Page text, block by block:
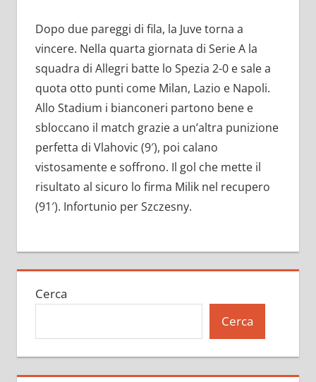
Dopo due pareggi di fila, la Juve torna a
vincere. Nella quarta giornata di Serie A la
squadra di Allegri batte lo Spezia 2-0 e sale a
quota otto punti come Milan, Lazio e Napoli.
Allo Stadium i bianconeri partono bene e
sbloccano il match grazie a un’altra punizione
perfetta di Vlahovic (9′), poi calano
vistosamente e soffrono. Il gol che mette il
risultato al sicuro lo firma Milik nel recupero
(91′). Infortunio per Szczesny.
Cerca
Cerca